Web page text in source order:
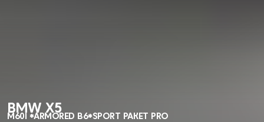
BMW X5
M60I *ARMORED B6*SPORT PAKET PRO